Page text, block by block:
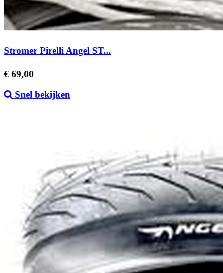
Stromer Pirelli Angel ST...
Prijs
€ 69,00
Snel bekijken